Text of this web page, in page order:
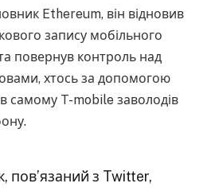
Ethereum, він відновив
запису мобільного
повернув контроль над
хтось за допомогою
в самому T-mobile заволодів
пов’язаний з Twitter,